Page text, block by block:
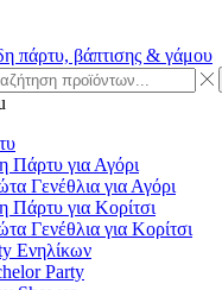
Πάρτυ για Αγόρι
Γενέθλια για Αγόρι
Πάρτυ για Κορίτσι
Γενέθλια για Κορίτσι
Ενηλίκων
Party